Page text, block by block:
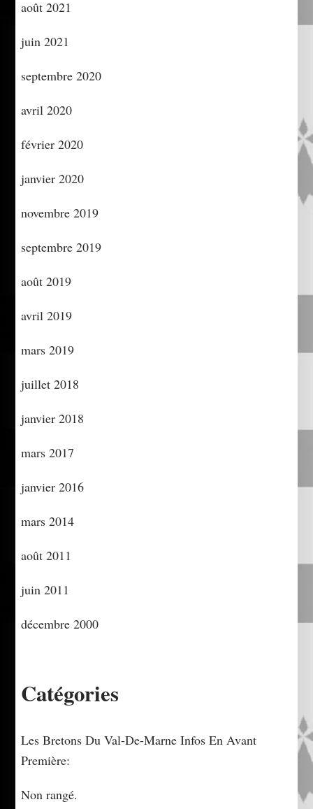
août 2021
juin 2021
septembre 2020
avril 2020
février 2020
janvier 2020
novembre 2019
septembre 2019
août 2019
avril 2019
mars 2019
juillet 2018
janvier 2018
mars 2017
janvier 2016
mars 2014
août 2011
juin 2011
décembre 2000
Catégories
Les Bretons Du Val-De-Marne Infos En Avant
Première:
Non rangé.